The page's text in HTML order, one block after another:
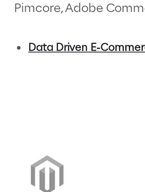
Pimcore, Adobe
Data Driven E-